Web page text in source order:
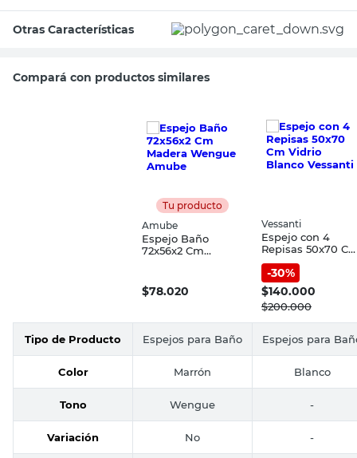
Otras Características
Compará con productos similares
Tu producto
Amube
Espejo Baño
72x56x2 Cm
$78.020
Vessanti
Espejo con 4
Repisas 50x70
Vidrio Blanco
Vessanti
-30%
$140.000
$200.000
Tipo de Producto Espejos para Baño Espejos para
Color Marrón Blanco
Tono Wengue -
Variación No -